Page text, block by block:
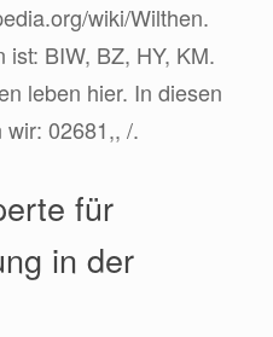
wiki/Wilthen.
BIW, BZ, HY, KM.
leben hier. In diesen
02681,, /.
für
in der